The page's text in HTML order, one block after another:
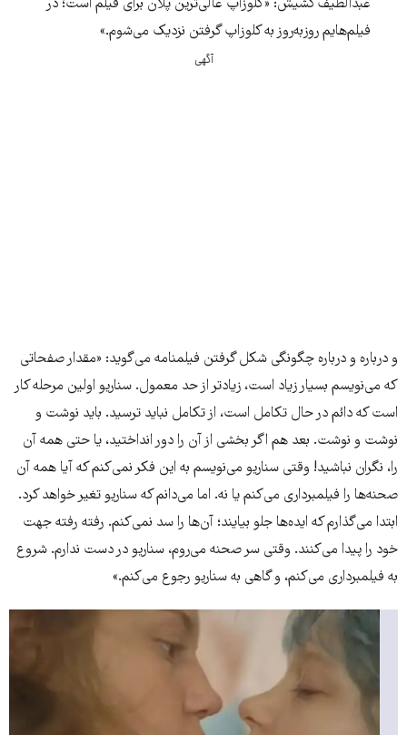
عبدالطیف کشیش: «کلوزاپ عالی‌ترین پلان برای فیلم است؛ در
فیلم‌هایم روزبه‌روز به کلوزاپ گرفتن نزدیک می‌شوم.»
آگهی
و درباره و درباره چگونگی شکل گرفتن فیلمنامه می‌گوید: «مقدار صفحاتی
که می‌نویسم بسیار زیاد است، زیاد‌تر از حد معمول. سناریو اولین مرحله کار
است که دائم در حال تکامل است، از تکامل نباید ترسید. باید نوشت و
نوشت و نوشت. بعد هم اگر بخشی از آن را دور انداختید، یا حتی همه آن
را، نگران نباشید! وقتی سناریو می‌نویسم به این فکر نمی‌کنم که آیا همه آن
صحنه‌ها را فیلمبرداری می‌کنم یا نه. اما می‌دانم که سناریو تغیر خواهد کرد.
ابتدا می‌گذارم که ایده‌ها جلو بیایند؛ آن‌ها را سد نمی‌کنم. رفته رفته جهت
خود را پیدا می‌کنند. وقتی سر صحنه می‌روم، سناریو در دست ندارم. شروع
به فیلمبرداری می‌کنم، و گاهی به سناریو رجوع می‌کنم.»